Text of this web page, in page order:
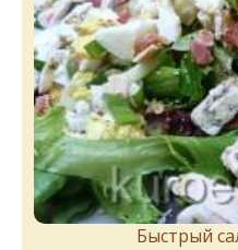
Быстрый